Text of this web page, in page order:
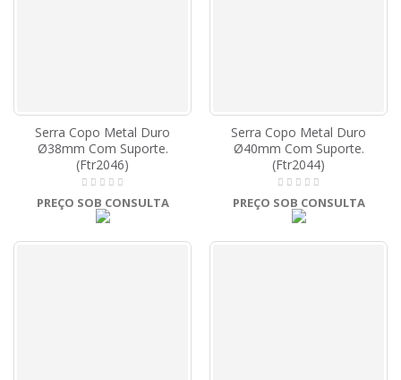
Serra Copo Metal Duro
Ø38mm Com Suporte.
(Ftr2046)
PREÇO SOB CONSULTA
Serra Copo Metal Duro
Ø40mm Com Suporte.
(Ftr2044)
PREÇO SOB CONSULTA